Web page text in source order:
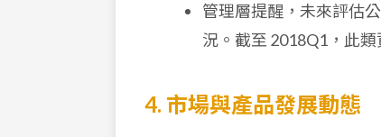
管理層提醒，未來評估
況。截至 2018Q1，此
4. 市場與產品發展動態